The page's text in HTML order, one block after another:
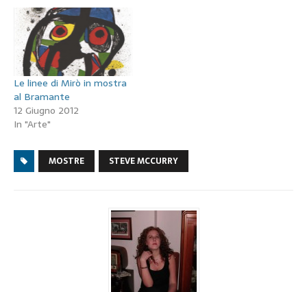
Le linee di Mirò in mostra
al Bramante
12 Giugno 2012
In "Arte"
MOSTRE STEVE MCCURRY